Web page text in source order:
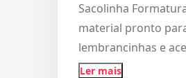
Sacolinha
material pronto
lembrancinhas e
Ler mais